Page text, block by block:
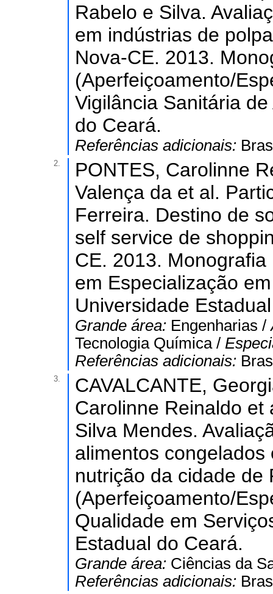
Rabelo e Silva.
em indústrias de
Nova-CE. 2013.
(Aperfeiçoamento/
Vigilância Sanitária
do Ceará.
Referências adicionais:
2.
PONTES, Carolinne
Valença da et al.
Ferreira. Destino de
self service de
CE. 2013.
em Especialização
Universidade
Grande área: Engenharias /
Tecnologia Química /
Referências adicionais:
3.
CAVALCANTE,
Carolinne Reinaldo et
Silva Mendes.
alimentos
nutrição da cidade de
(Aperfeiçoamento/
Qualidade em
Estadual do Ceará.
Grande área: Ciências da
Referências adicionais: